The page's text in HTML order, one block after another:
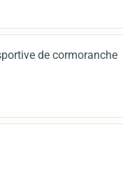
de cormoranche